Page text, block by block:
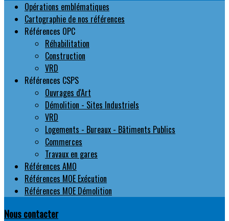
Opérations emblématiques
Cartographie de nos références
Références OPC
Réhabilitation
Construction
VRD
Références CSPS
Ouvrages d'Art
Démolition - Sites Industriels
VRD
Logements - Bureaux - Bâtiments Publics
Commerces
Travaux en gares
Références AMO
Références MOE Exécution
Références MOE Démolition
Nous contacter